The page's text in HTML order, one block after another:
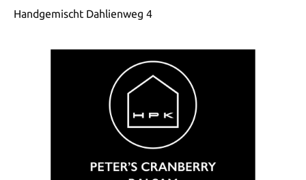
Handgemischt Dahlienweg 4